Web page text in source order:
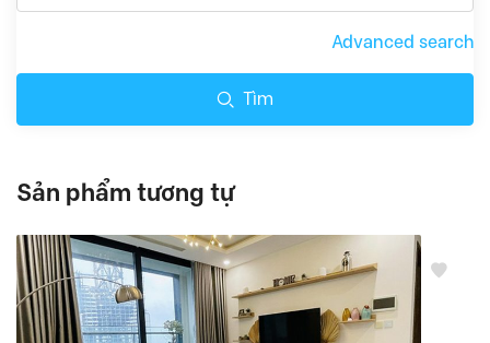
Advanced search
Tìm
Sản phẩm tương tự